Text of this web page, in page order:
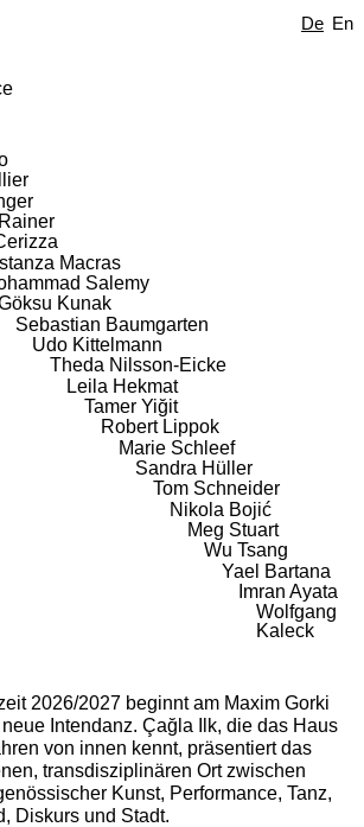
De En
Macras
Salemy
Kunak
Sebastian Baumgarten
Udo Kittelmann
Theda Nilsson-Eicke
Leila Hekmat
Tamer Yiğit
Robert Lippok
Marie Schleef
Sandra Hüller
Tom Schneider
Nikola Bojić
Meg Stuart
Wu Tsang
Yael Bartana
Imran Ayata
Wolfgang
Kaleck
2026/2027 beginnt am Maxim Gorki
Intendanz. Çağla Ilk, die das Haus
von innen kennt, präsentiert das
transdisziplinären Ort zwischen
Kunst, Performance, Tanz,
Diskurs und Stadt.